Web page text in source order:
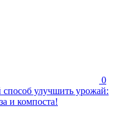
0
улучшить урожай:
и компоста!